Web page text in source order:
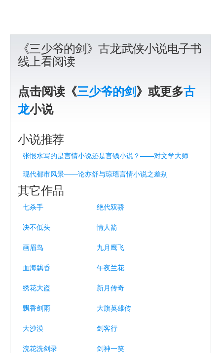
《三少爷的剑》古龙武侠小说电子书
线上看阅读
点击阅读《三少爷的剑 》或更多古
龙小说
小说推荐
现代都市风景——论亦舒与琼瑶言情小说之差别
其它作品
七杀手 绝代双骄
决不低头 情人箭
画眉鸟 九月鹰飞
血海飘香 午夜兰花
绣花大盗 新月传奇
飘香剑雨 大旗英雄传
大沙漠 剑客行
浣花洗剑录 剑神一笑